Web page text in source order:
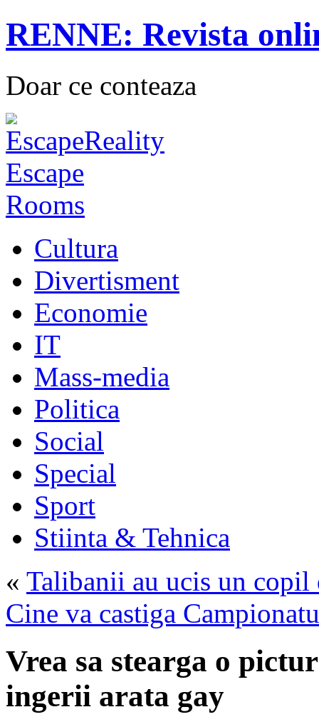
RENNE: Revista
Doar ce conteaza
Cultura
Divertisment
Economie
IT
Mass-media
Politica
Social
Special
Sport
Stiinta & Tehnica
« Talibanii au ucis un copil
Cine va castiga
Vrea sa stearga o
ingerii arata gay